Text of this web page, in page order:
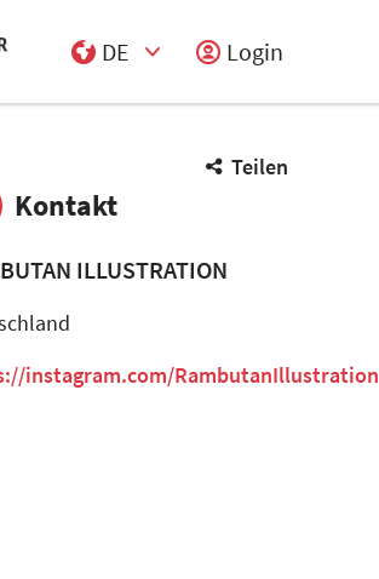
DE
Login
Teilen
Kontakt
ILLUSTRATION
instagram.com/RambutanIllustration